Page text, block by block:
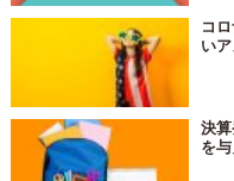
コ
い
決
を